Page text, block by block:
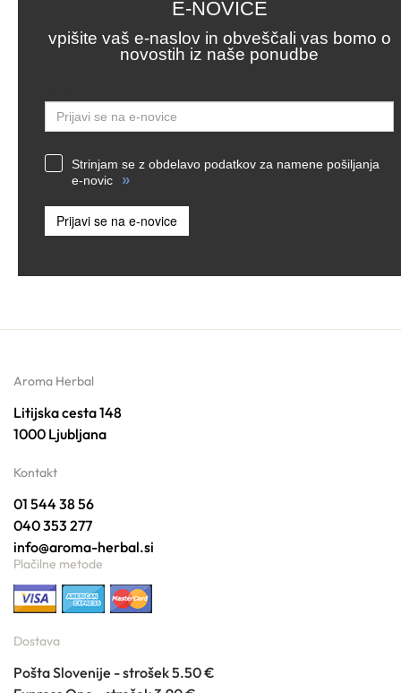
E-NOVICE
vpišite vaš e-naslov in obveščali vas bomo o
novostih iz naše ponudbe
Strinjam se z obdelavo podatkov za namene pošiljanja
e-novic
»
Prijavi se na e-novice
Aroma Herbal
Litijska cesta 148
1000 Ljubljana
Kontakt
01 544 38 56
040 353 277
info@aroma-herbal.si
Plačilne metode
Dostava
Pošta Slovenije - strošek 5.50 €